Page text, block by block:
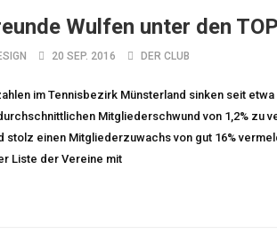
Wulfen unter den
20 SEP. 2016 DER CLUB
im Tennisbezirk Münsterland sinken seit
Mitgliederschwund von 1,2% zu
stolz einen Mitgliederzuwachs von gut 16%
Liste der Vereine mit